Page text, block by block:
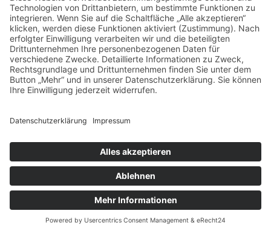
Wohnung in Nürnberg mieten
Mehr erfahren
Impressum Datenschutz Blog